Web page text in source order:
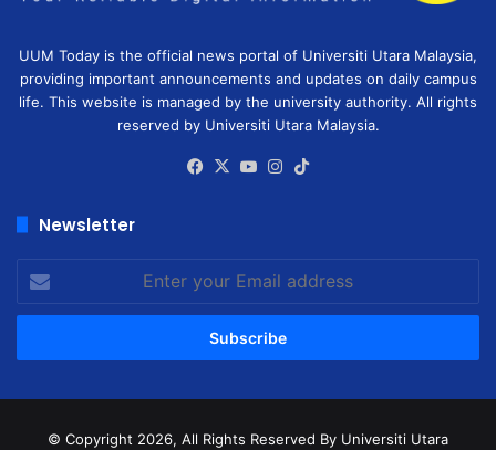
UUM Today is the official news portal of Universiti Utara Malaysia,
providing important announcements and updates on daily campus
life. This website is managed by the university authority. All rights
reserved by Universiti Utara Malaysia.
Facebook
X YouTubeInstagram
Newsletter
your
Email
© Copyright 2026, All Rights Reserved By Universiti Utara